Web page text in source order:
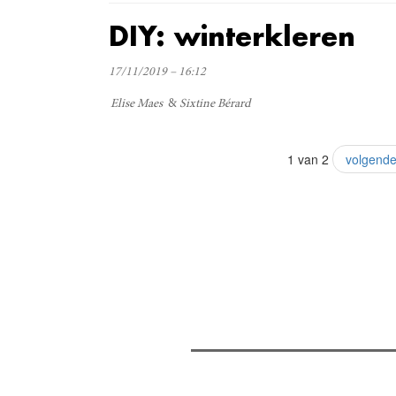
DIY: winterkleren
17/11/2019 – 16:12
Elise Maes Sixtine Bérard
1 van 2